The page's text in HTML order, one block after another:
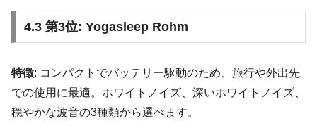
4.3 第3位: Yogasleep Rohm
特徴: コンパクトでバッテリー駆動のため、旅行や外出先
での使用に最適。ホワイトノイズ、深いホワイトノイズ、
穏やかな波音の3種類から選べます。